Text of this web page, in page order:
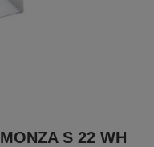
S 22 WH